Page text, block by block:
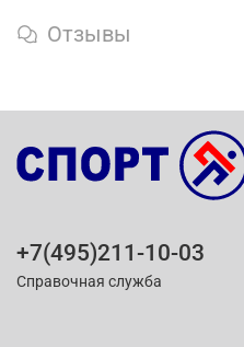
Отзывы
+7(495)211-10-03
Справочная служба